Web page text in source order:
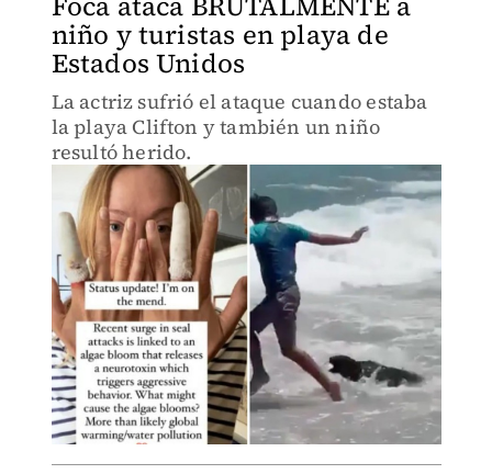
niño y turistas en playa de
Estados Unidos
La actriz sufrió el ataque cuando estaba
la playa Clifton y también un niño
resultó herido.